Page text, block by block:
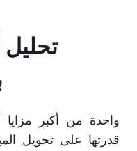
تحليل
واحدة من أكبر مزايا
قدرتها على تحويل